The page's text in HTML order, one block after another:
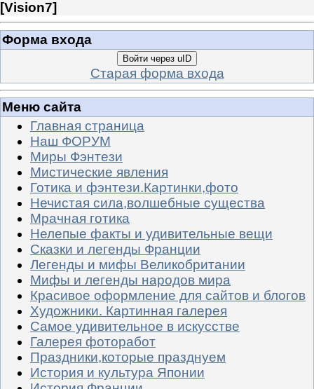
[Vision7]
Форма входа
Войти через uID
Старая форма входа
Меню сайта
Главная страница
Наш ФОРУМ
Миры Фэнтези
Мистические явления
Готика и фэнтези.Картинки,фото
Нечистая сила,волшебные существа
Мрачная готика
Нелепые факты и удивительные вещи
Сказки и легенды Франции
Легенды и мифы Великобритании
Мифы и легенды народов мира
Красивое оформление для сайтов и блогов
Художники. Картинная галерея
Самое удивительное в искусстве
Галерея фоторабот
Праздники,которые празднуем
История и культура Японии